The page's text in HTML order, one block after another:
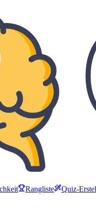
Rangliste Quiz-